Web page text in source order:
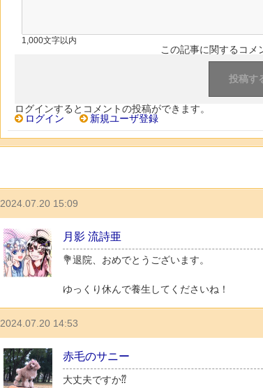
1,000文字以内
この記事に関するコメ
ログインするとコメントの投稿ができます。
ログイン
新規ユーザ登録
2024.07.20 15:09
月影 流詩亜
💐退院、おめでとうございます。
ゆっくり休んで養生してくださいね！
2024.07.20 14:53
赤毛のサニー
大丈夫ですか⁇